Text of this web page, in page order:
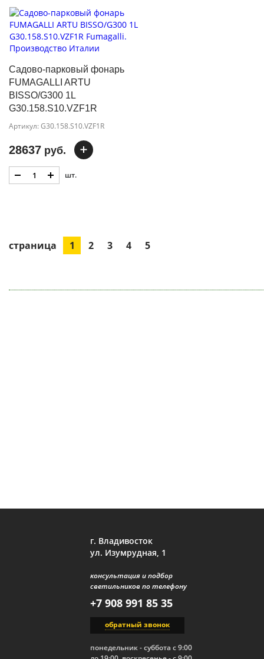
Садово-парковый фонарь
FUMAGALLI ARTU
BISSO/G300 1L
G30.158.S10.VZF1R
Артикул: G30.158.S10.VZF1R
28637 руб.
шт.
страница 1 2 3 4 5
г. Владивосток
ул. Изумрудная, 1
консультация и подбор
светильников по телефону
+7 908 991 85 35
обратный звонок
понедельник - суббота с 9:00